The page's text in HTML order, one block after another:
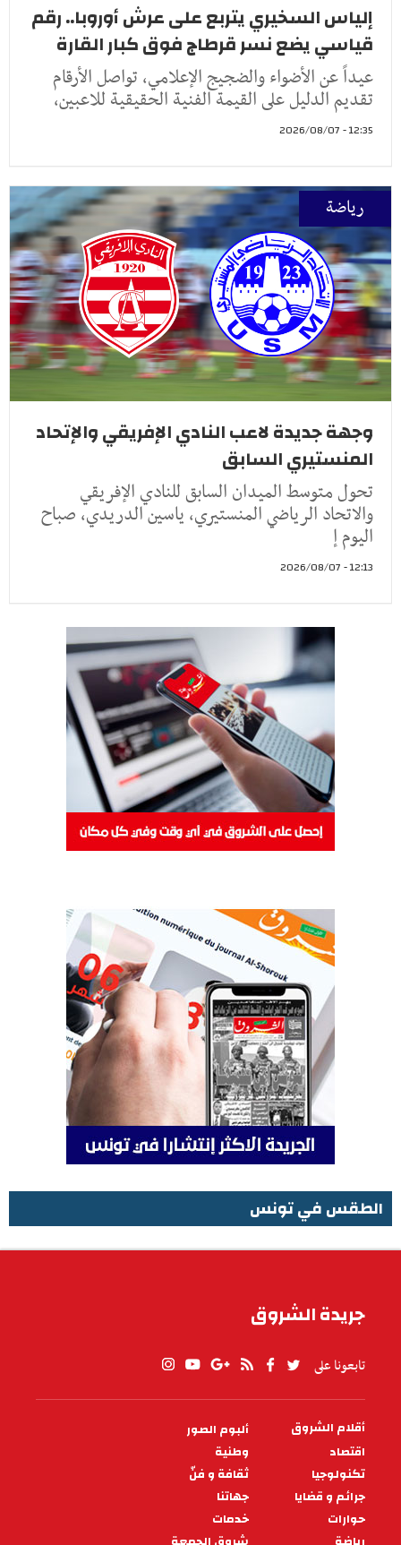
إلياس السخيري يتربع على عرش أوروبا.. رقم
قياسي يضع نسر قرطاج فوق كبار القارة
عيداً عن الأضواء والضجيج الإعلامي، تواصل الأرقام
تقديم الدليل على القيمة الفنية الحقيقية للاعبين،
12:35 - 2026/08/07
رياضة
وجهة جديدة لاعب النادي الإفريقي والإتحاد
المنستيري السابق
تحول متوسط الميدان السابق للنادي الإفريقي
والاتحاد الرياضي المنستيري، ياسين الدريدي، صباح
اليوم إ
12:13 - 2026/08/07
الطقس في تونس
جريدة الشروق
تابعونا على
PIED
DE
PAGE
أقلام الشروق
ألبوم الصور
اقتصاد
وطنية
تكنولوجيا
ثقافة و فنّ
جرائم و قضايا
جهاتنا
حوارات
خدمات